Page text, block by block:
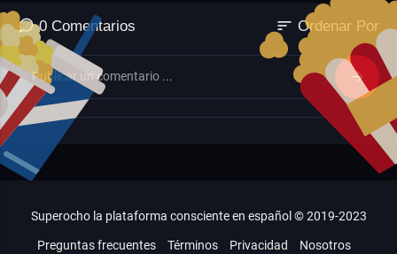
Productor
n
Lanzamiento
País
Estados Unidos
Calidad
CAMRip
Categoría
DDLA
0 Comentarios sort Ordenar Por
Superocho la plataforma consciente en español © 2019-2023
Preguntas frecuentes Términos Privacidad
Nosotros